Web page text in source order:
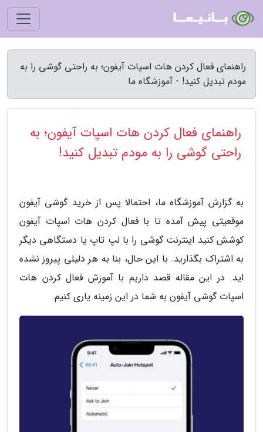
راهنمای فعال کردن هات اسپات آیفون؛ به راحتی گوشی را به
مودم تبدیل کنید! - آموزشگاه ما
راهنمای فعال کردن هات اسپات آیفون؛ به
راحتی گوشی را به مودم تبدیل کنید!
به گزارش آموزشگاه ما، احتمالا پس از خرید گوشی آیفون
موقعیتی پیش آمده تا با فعال کردن هات اسپات آیفون
کوشش کنید اینترنت گوشی را با لپ تاپ یا دستگاهی دیگر
به اشتراک بگذارید. با این حال، بنا به هر دلیلی پیروز نشده
اید. در این مقاله قصد داریم با آموزش فعال کردن هات
اسپات گوشی آیفون به شما در این زمینه یاری کنیم.